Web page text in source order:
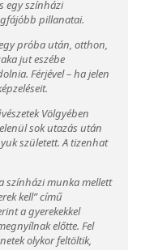
egy színházi
pillanatai.
próba után, otthon,
jut eszébe
Férjével – ha jelen
Völgyében
sok utazás után
született. A tizenhat
színházi munka mellett
kell” című
a gyerekekkel
előtte. Fel
olykor feltöltik,